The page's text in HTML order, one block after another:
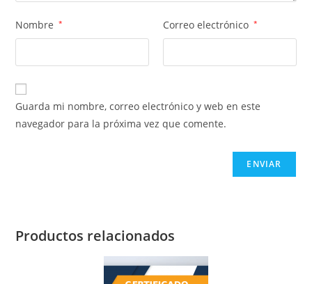
Nombre * Correo electrónico *
Guarda mi nombre, correo electrónico y web en este
navegador para la próxima vez que comente.
Productos relacionados